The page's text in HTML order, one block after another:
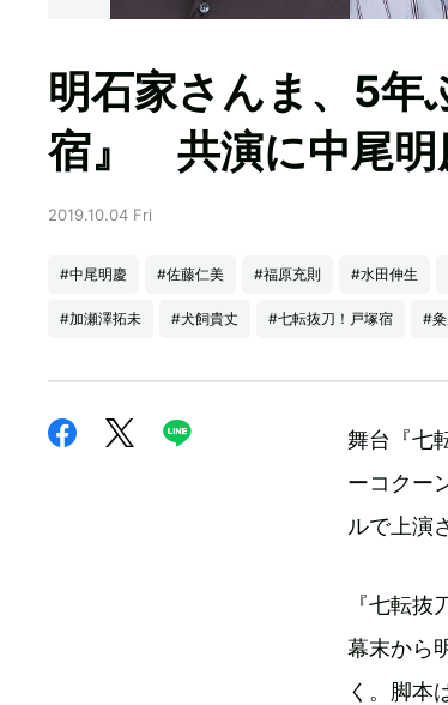
明石家さんま、5年
宿』 共演に中尾明
2019.10.04 Fri
#中尾明慶 #佐藤仁美 #福原充則 #水田伸生
#加瀬澤拓未 #犬飼貴丈 #七転抜刀！戸塚宿 #
舞台『七
ーコクー
ルで上演
『七転
幕末から
く。脚本